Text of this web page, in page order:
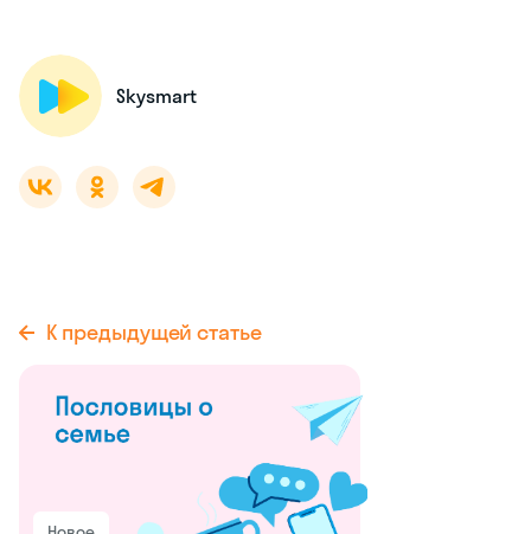
Skysmart
К предыдущей статье